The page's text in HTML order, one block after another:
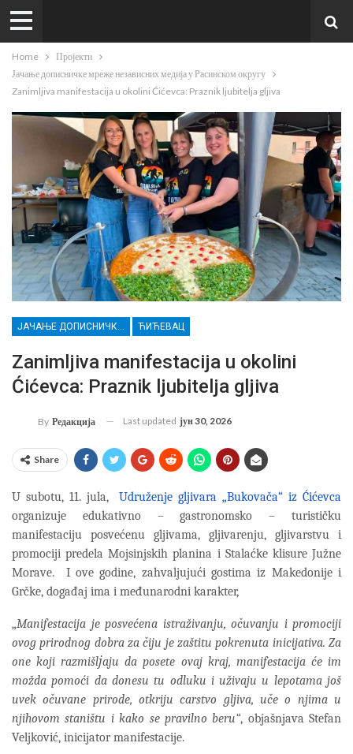
Home
Пројекти
Јачање дописничке мреже независних медија у Расинском округу
Zanimljiva manifestacija u okolini Ćićevca: Praznik ljubitelja gljiva
ЋИЋЕВАЦ
Zanimljiva manifestacija u okolini
Ćićevca: Praznik ljubitelja gljiva
By Редакција Last updated јун 30, 2026
Share
U subotu, 11. jula,
Udruženje gljivara „Bukovača“ iz Ćićevca
organizuje edukativno – gastronomsko – turističku
manifestaciju posvećenu gljivama, gljivarenju, gljivarstvu i
promociji predela Mojsinjskih planina i Stalaćke klisure Južne
Morave. I ove godine, zahvaljujući gostima iz Makedonije i
Grčke, događaj ima i međunarodni karakter,
„Manifestacija je posvećena istraživanju, očuvanju i promociji
ovog prirodnog dobra za čiju je zaštitu pokrenuta inicijativa. Za
one koji razmišlјaju da posete ovaj kraj, manifestacija će im
možda pomoći da donesu tu odluku i uživaju u lepotama još
uvek očuvane prirode, otkriju carstvo gljiva, uče o njima u
njihovom staništu i kako se pravilno beru“, objašnjava Stefan
Veljković, inicijator manifestacije.